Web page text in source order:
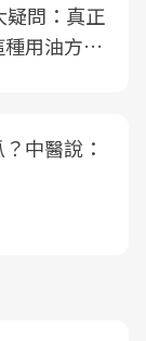
問：真正
用油方
中醫說：